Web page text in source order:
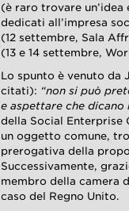
(è raro trovare
dedicati all’impresa
(12 settembre, Sala
(13 e 14 settembre,
Lo spunto è venuto da
citati): “non si può
e aspettare che dicano
della Social Enterprise
un oggetto comune,
prerogativa della
Successivamente,
membro della camera
caso del Regno Unito.